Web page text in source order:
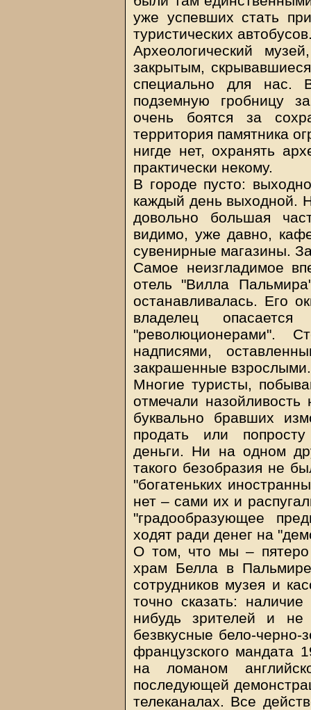
уже успевших стать
туристических
Археологический
закрытым,
специально для нас.
подземную гробницу
очень боятся за
территория памятника
нигде нет, охранять
практически некому.
В городе пусто:
каждый день выходной.
довольно большая
видимо, уже давно,
сувенирные магазины.
Самое неизгладимое
отель "Вилла
останавливалась. Его
владелец
"революционерами".
надписями,
закрашенные взрослыми.
Многие туристы,
отмечали
буквально бравших
продать или
деньги. Ни на одном
такого безобразия не
"богатеньких
нет – сами их и
"градообразующее
ходят ради денег на
О том, что мы – пятеро
храм Белла в
сотрудников музея и
точно сказать:
нибудь зрителей и не
безвкусные бело-
французского мандата
на ломаном
последующей
телеканалах. Все